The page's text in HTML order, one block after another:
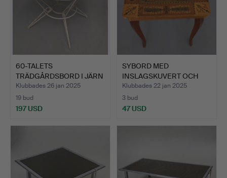
60-TALETS
TRÄDGÅRDSBORD I JÄRN
OCH STENGOD…
Klubbades 26 jan 2025
19 bud
197 USD
SYBORD MED
INSLAGSKUVERT OCH
MUSIKLÅDA.
Klubbades 22 jan 2025
3 bud
47 USD